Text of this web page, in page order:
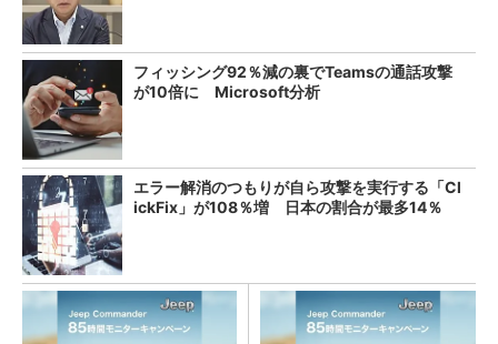
フィッシング92％減の裏でTeamsの通話攻撃
が10倍に Microsoft分析
エラー解消のつもりが自ら攻撃を実行する「Cl
ickFix」が108％増 日本の割合が最多14％